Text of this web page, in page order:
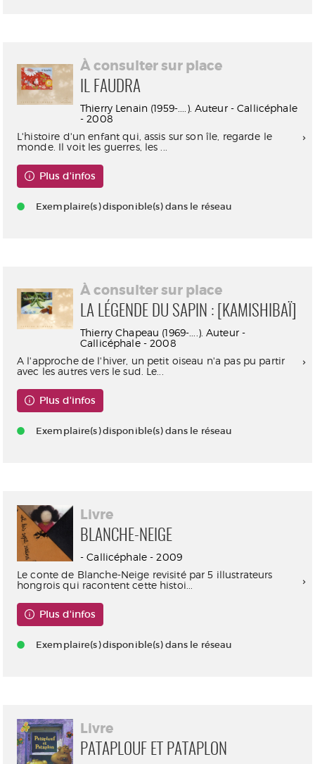
À consulter sur place
IL FAUDRA
Thierry Lenain (1959-....). Auteur - Callicéphale
- 2008
L'histoire d'un enfant qui, assis sur son île, regarde le
monde. Il voit les guerres, les ...
Plus d'infos
Exemplaire(s) disponible(s) dans le réseau
À consulter sur place
LA LÉGENDE DU SAPIN : [KAMISHIBAÏ]
Thierry Chapeau (1969-....). Auteur -
Callicéphale - 2008
A l'approche de l'hiver, un petit oiseau n'a pas pu partir
avec les autres vers le sud. Le...
Plus d'infos
Exemplaire(s) disponible(s) dans le réseau
Livre
BLANCHE-NEIGE
- Callicéphale - 2009
Le conte de Blanche-Neige revisité par 5 illustrateurs
hongrois qui racontent cette histoi...
Plus d'infos
Exemplaire(s) disponible(s) dans le réseau
Livre
PATAPLOUF ET PATAPLON